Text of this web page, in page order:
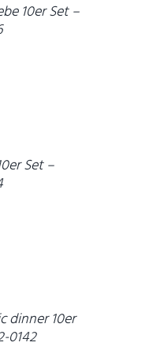
10er Set –
Set –
dinner 10er
0142